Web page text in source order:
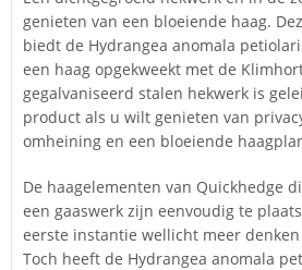
genieten van een bloeiende haag.
biedt de Hydrangea anomala
een haag opgekweekt met de
gegalvaniseerd stalen hekwerk is
product als u wilt genieten van
omheining en een bloeiende
De haagelementen van Quickhedge
een gaaswerk zijn eenvoudig te
eerste instantie wellicht meer
Toch heeft de Hydrangea anomala